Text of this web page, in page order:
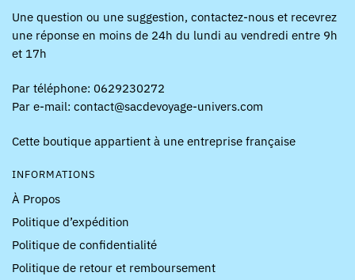
Une question ou une suggestion, contactez-nous et recevrez
une réponse en moins de 24h du lundi au vendredi entre 9h
et 17h
Par téléphone: 0629230272
Par e-mail: contact@sacdevoyage-univers.com
Cette boutique appartient à une entreprise française
INFORMATIONS
À Propos
Politique d’expédition
Politique de confidentialité
Politique de retour et remboursement